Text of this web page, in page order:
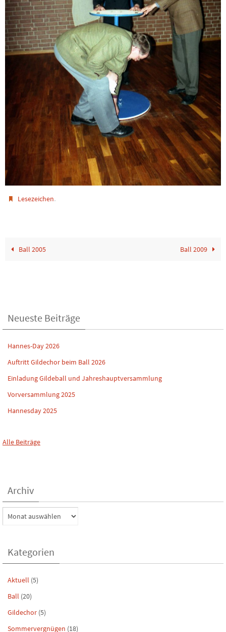
Lesezeichen.
Ball 2005 Ball 2009
Neueste Beiträge
Hannes-Day 2026
Auftritt Gildechor beim Ball 2026
Einladung Gildeball und Jahreshauptversammlung
Vorversammlung 2025
Hannesday 2025
Alle Beiträge
Archiv
Archiv
Kategorien
Aktuell (5)
Ball (20)
Gildechor (5)
Sommervergnügen (18)